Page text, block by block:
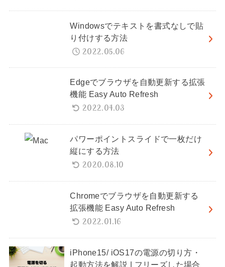
Windowsでテキストを書式なしで貼
り付けする方法
2022.05.06
Edgeでブラウザを自動更新する拡張
機能 Easy Auto Refresh
2022.04.03
パワーポイントスライドで一枚だけ
縦にする方法
2020.08.10
Chromeでブラウザを自動更新する
拡張機能 Easy Auto Refresh
2022.01.16
iPhone15/ iOS17の電源の切り方・
起動方法を解説 | フリーズした場合